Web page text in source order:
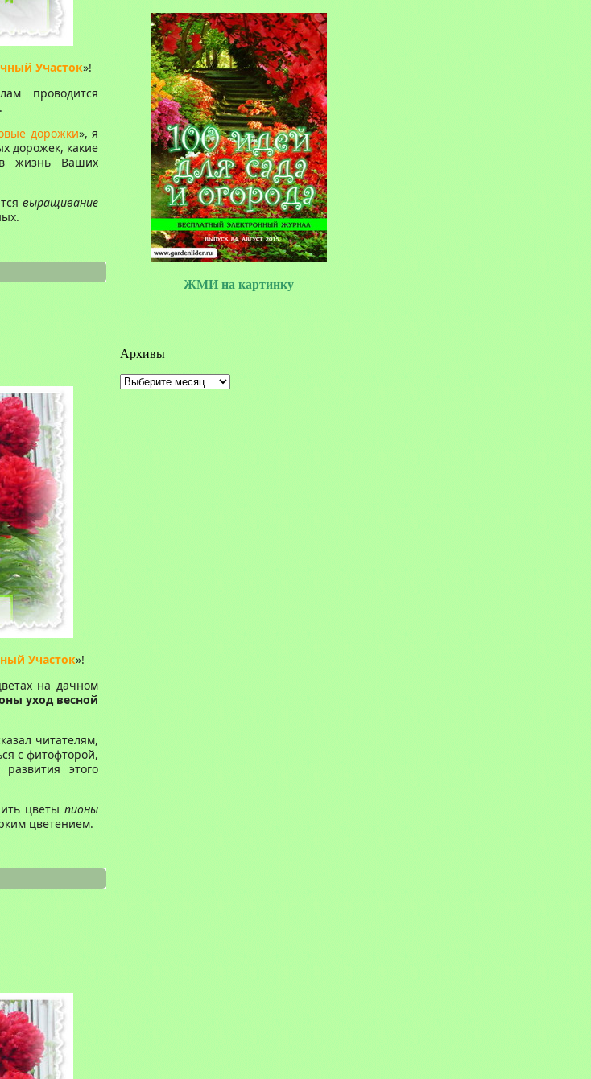
Участок»!
проводится
дорожки», я
дорожек, какие
жизнь Ваших
выращивание
Участок»!
на дачном
уход весной
читателям,
с фитофторой,
этого
цветы пионы
цветением.
ЖМИ на картинку
Архивы
Архивы